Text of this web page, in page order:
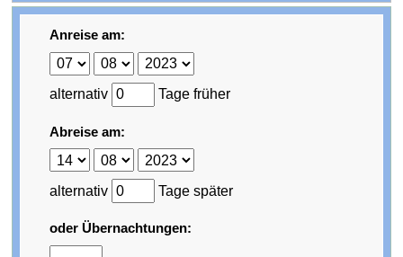
Anreise am:
alternativ Tage früher
Abreise am:
alternativ Tage später
oder Übernachtungen: